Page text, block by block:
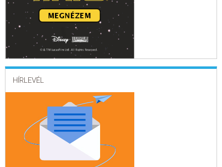
HÍRLEVÉL